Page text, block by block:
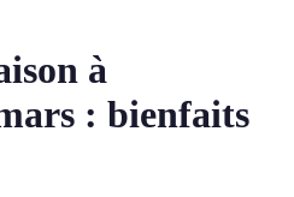
à
: bienfaits